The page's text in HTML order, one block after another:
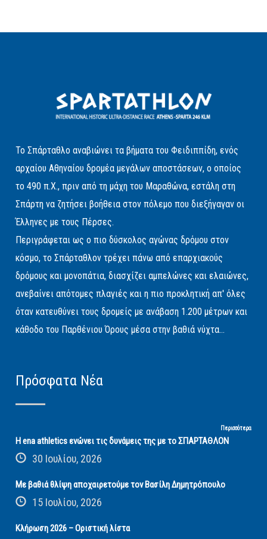
Το Σπάρταθλο αναβιώνει τα βήματα του Φειδιππίδη, ενός
αρχαίου Αθηναίου δρομέα μεγάλων αποστάσεων, ο οποίος
το 490 π.Χ., πριν από τη μάχη του Μαραθώνα, εστάλη στη
Σπάρτη να ζητήσει βοήθεια στον πόλεμο που διεξήγαγαν οι
Έλληνες με τους Πέρσες.
Περιγράφεται ως ο πιο δύσκολος αγώνας δρόμου στον
κόσμο, το Σπάρταθλον τρέχει πάνω από επαρχιακούς
δρόμους και μονοπάτια, διασχίζει αμπελώνες και ελαιώνες,
ανεβαίνει απότομες πλαγιές και η πιο προκλητική απ' όλες
όταν κατευθύνει τους δρομείς με ανάβαση 1.200 μέτρων και
κάθοδο του Παρθένιου Όρους μέσα στην βαθιά νύχτα...
Πρόσφατα Νέα
Περισσότερα
Η ena athletics ενώνει τις δυνάμεις της με το ΣΠΑΡΤΑΘΛΟΝ
30 Ιουλίου, 2026
Με βαθιά θλίψη αποχαιρετούμε τον Βασίλη Δημητρόπουλο
15 Ιουλίου, 2026
Κλήρωση 2026 – Οριστική λίστα